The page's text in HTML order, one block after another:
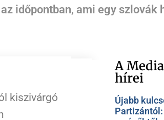
időpontban, ami egy szlovák
kiszivárgó
A
hírei
Újabb